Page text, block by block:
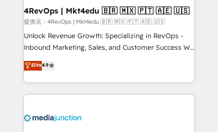
on-demand bundle services. Connect with us today!
4RevOps | Mkt4edu 🇧🇷 🇲🇽 🇵🇹 🇦🇪 🇺🇸
提供元：4RevOps | Mkt4edu 🇧🇷 🇲🇽 🇵🇹 🇦🇪 🇺🇸
Unlock Revenue Growth: Specializing in RevOps -
Inbound Marketing, Sales, and Customer Success We
specialize in driving revenue growth for companies
across industries through tailored marketing, sales,
and customer success strategies, utilizing RevOps
methodologies. As Latin America's largest HubSpot
offer unparalleled insights. Operating in five
Elite4.9